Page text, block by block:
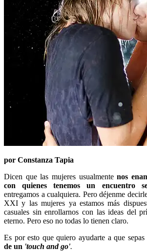
por Constanza Tapia
Dicen que las mujeres usualmentenos
con quienes tenemos un encuentro
entregamos a cualquiera. Pero déjenme
XXI y las mujeres ya estamos más
casuales sin enrollarnos con las ideas del
eterno. Pero eso no todas lo tienen claro.
Es por esto que quiero ayudarte a que sepas
de un 'touch and go'.